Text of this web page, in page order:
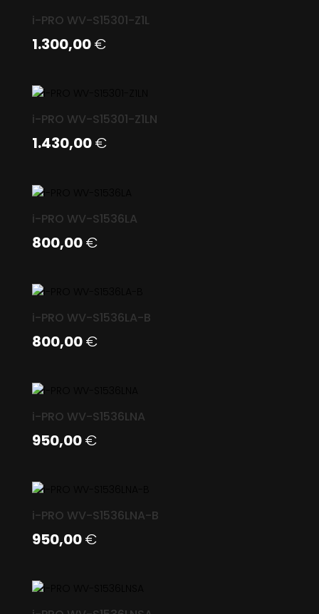
i-PRO WV-S15301-Z1L
1.300,00€
i-PRO WV-S15301-Z1LN
1.430,00€
i-PRO WV-S1536LA
800,00€
i-PRO WV-S1536LA-B
800,00€
i-PRO WV-S1536LNA
950,00€
i-PRO WV-S1536LNA-B
950,00€